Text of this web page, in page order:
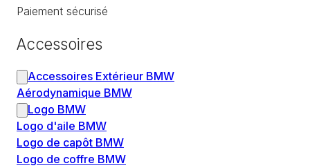
Paiement sécurisé
Accessoires
Accessoires Extérieur BMW
Aérodynamique BMW
Logo BMW
Logo d'aile BMW
Logo de capôt BMW
Logo de coffre BMW